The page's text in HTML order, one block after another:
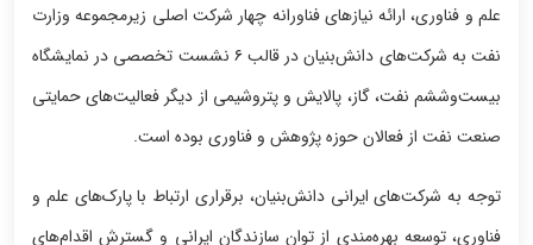
علم و فناوری، ارائه نیازهای فناورانه چهار شرکت اصلی زیرمجموعه وزارت
نفت به شرکت‌های دانش‌بنیان در قالب ۶ نشست تخصصی در نمایشگاه
بیست‌وششم نفت‌، گاز، پالایش و پتروشیمی از دیگر فعالیت‌های حمایتی
صنعت نفت از فعالان حوزه پژوهش و فناوری بوده است.
توجه به شرکت‌های ایرانی دانش‌بنیان، برقراری ارتباط با پارک‌های علم و
فناوری، توسعه بهره‌مندی از توان سازندگان ایرانی و گسترش اقدام‌های